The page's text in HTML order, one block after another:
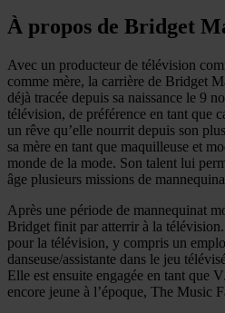
À propos de Bridget
Avec un producteur de télévision
comme mère, la carrière de Bridget
déjà tracée depuis sa naissance le 9
télévision, de préférence en tant que
un rêve qu’elle nourrit depuis son
sa mère en tant que maquilleuse et
monde de la mode. Son talent lui
âge plusieurs missions de
Après une période de mannequinat
Bridget finit par atterrir à la
pour la télévision, y compris un
danseuse/assistante dans le jeu
Elle est ensuite engagée en tant que
encore jeune à l’époque, The Music